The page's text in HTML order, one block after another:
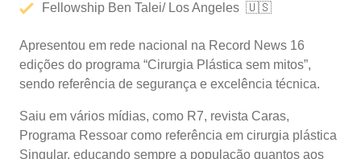
Fellowship Ben Talei/ Los Angeles 🇺🇸
Apresentou em rede nacional na Record News 16
edições do programa “Cirurgia Plástica sem mitos”,
sendo referência de segurança e excelência técnica.
Saiu em vários mídias, como R7, revista Caras,
Programa Ressoar como referência em cirurgia plástica
Singular, educando sempre a população quantos aos